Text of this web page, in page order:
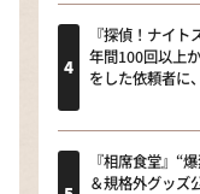
『探偵！ナイ
年間100回以上
をした依頼者に
『相席食堂』“
＆規格外グッズ